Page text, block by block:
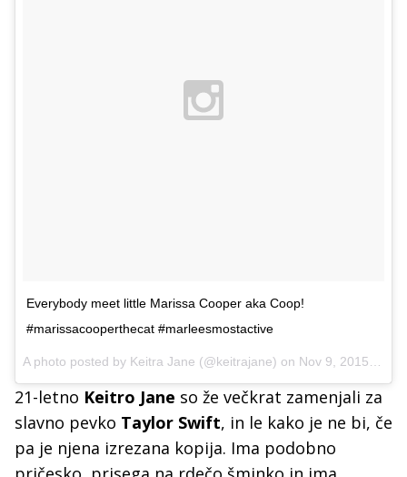
Everybody meet little Marissa Cooper aka Coop!
#marissacooperthecat #marleesmostactive
A photo posted by Keitra Jane (@keitrajane) on Nov 9, 2015 at 6:07pm PST
21-letno Keitro Jane so že večkrat zamenjali za
slavno pevko Taylor Swift, in le kako je ne bi, če
pa je njena izrezana kopija. Ima podobno